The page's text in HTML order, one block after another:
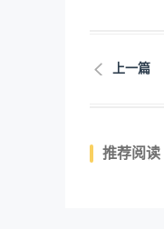
上一篇
推荐阅读